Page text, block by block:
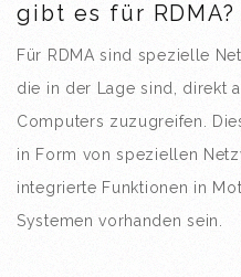
gibt es für RDMA?
Für RDMA sind spezielle
die in der Lage sind, direkt
Computers zuzugreifen.
in Form von speziellen
integrierte Funktionen in
Systemen vorhanden sein.